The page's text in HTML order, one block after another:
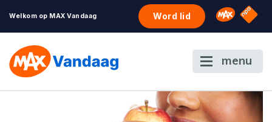
Welkom op MAX Vandaag Word lid Omroep
NPO
menu